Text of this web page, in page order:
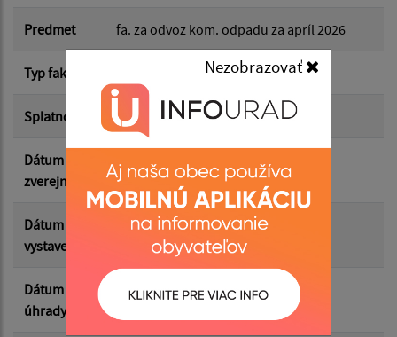
Nezobrazovať
Suma od:
Suma do:
Filtrovať Reset
Predmet fa. za odvoz kom. odpadu za apríl 2026
Typ faktúry
Splatnosť 26.05.2026
Dátum
zverejnenia
22.05.2026
Dátum
vystavenia
12.05.2026
Dátum
úhrady
20.05.2026